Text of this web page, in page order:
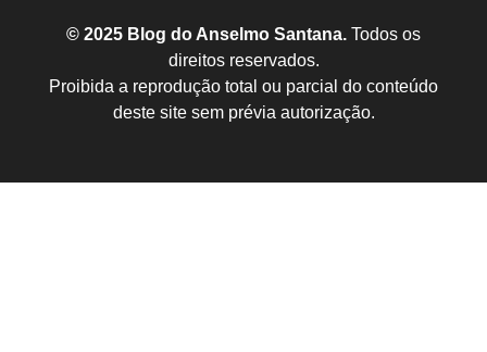
© 2025 Blog do Anselmo Santana. Todos os
direitos reservados.
Proibida a reprodução total ou parcial do conteúdo
deste site sem prévia autorização.